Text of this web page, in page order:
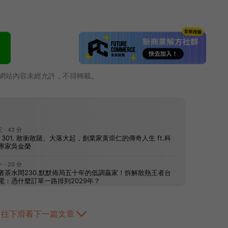
站內容未經允許，不得轉載。
往下滑看下一篇文章